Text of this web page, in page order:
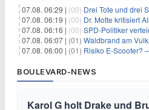
07.08. 06:29 | (00) Drei Tote und drei
07.08. 06:19 | (00) Dr. Motte kritisiert
07.08. 06:16 | (00) SPD-Politiker
07.08. 06:07 | (01) Waldbrand am
07.08. 06:00 | (01) Risiko E-Scooter?
BOULEVARD-NEWS
Karol G holt Drake und